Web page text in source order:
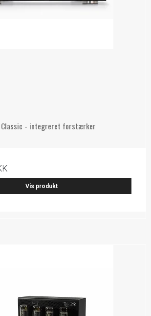
Classic - integreret forstærker
Vis produkt